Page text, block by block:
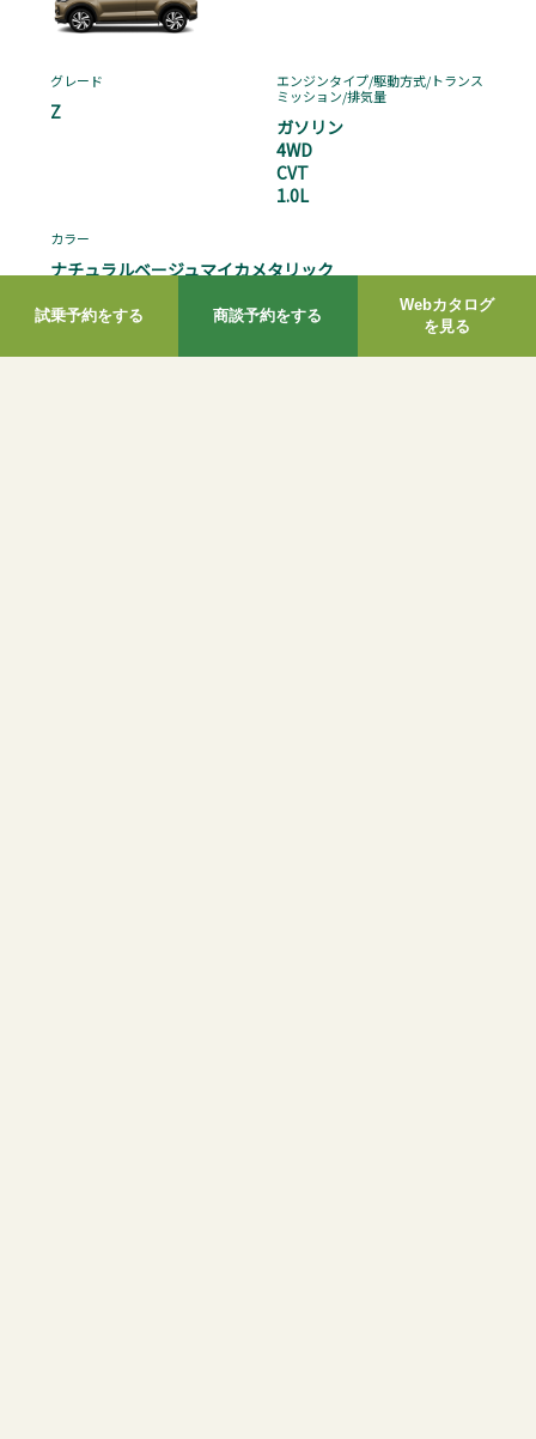
試乗予約をする 商談予約をする
Webカタログ
を見る